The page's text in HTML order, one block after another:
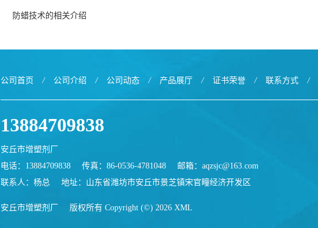
防蜡技术的相关介绍
公司首页 / 公司介绍 / 公司动态 / 产品展厅 / 证书荣誉 / 联系方式 /
13884709838
安丘市增塑剂厂
电话：13884709838
传真：86-0536-4781048 邮箱： aqzsjc@163.com
联系人：杨总
地址：山东省潍坊市安丘市景芝镇宋官疃经济开发区
安丘市增塑剂厂 版权所有 Copyright (©) 2026 XML